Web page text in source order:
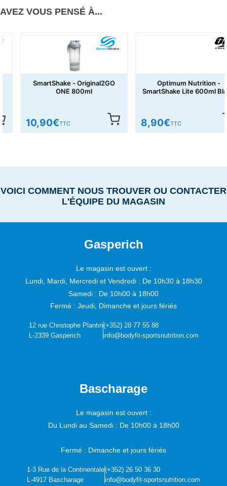
AVEZ VOUS PENSÉ À...
SmartShake - Original2GO
ONE 800ml
10,90€TTC
Optimum Nutrition -
SmartShake Lite 600ml Black
8,90€TTC
VOICI COMMENT NOUS TROUVER OU CONTACTER
L'ÉQUIPE DU MAGASIN
Gasperich
Le magasin est ouvert :
Lundi, Mardi, Mercredi et Vendredi : De 10h30 à 18h30
Samedi : De 10h00 à 18h00
Fermé : Jeudi, Dimanche et jours fériés
12 rue Christophe Plantin
L-2339 Gasperich
(+352) 28 77 55 88
info@bodyfit-sportsnutrition.com
Bascharage
Le magasin est ouvert :
Du Lundi au Samedi : De 10h00 à 18h00
Fermé : Dimanche et jours fériés
1-3 Rue de la Continentale
L-4917 Bascharage
(+352) 26 50 36 30
info@bodyfit-sportsnutrition.com